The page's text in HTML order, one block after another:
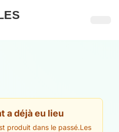
a déjà eu lieu
produit dans le passé.Les